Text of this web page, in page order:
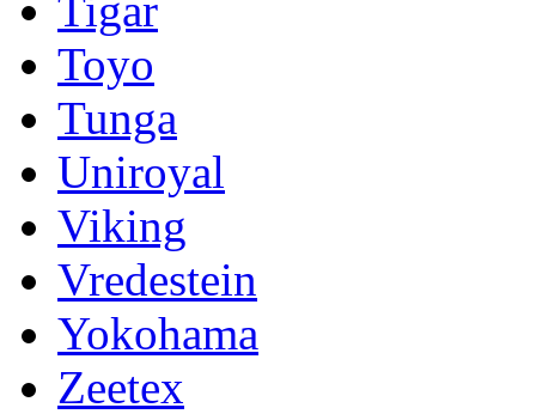
Toyo
Tunga
Uniroyal
Viking
Vredestein
Yokohama
Zeetex